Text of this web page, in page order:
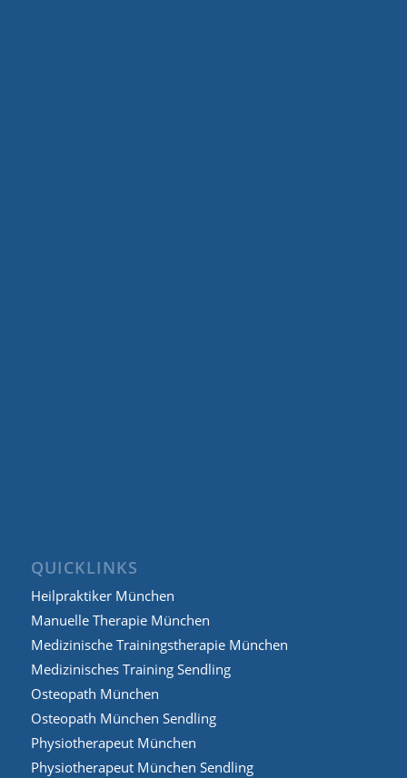
QUICKLINKS
Heilpraktiker München
Manuelle Therapie München
Medizinische Trainingstherapie München
Medizinisches Training Sendling
Osteopath München
Osteopath München Sendling
Physiotherapeut München
Physiotherapeut München Sendling